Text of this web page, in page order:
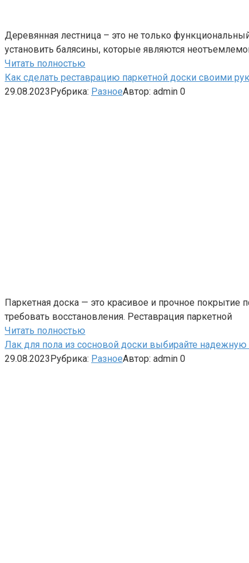
Деревянная лестница – это не только
установить балясины, которые являются
Читать полностью
Как сделать реставрацию паркетной доски своими
29.08.2023Рубрика: РазноеАвтор: admin 0
Паркетная доска — это красивое и прочное
требовать восстановления. Реставрация паркетной
Читать полностью
Лак для пола из сосновой доски выбирайте надежную
29.08.2023Рубрика: РазноеАвтор: admin 0